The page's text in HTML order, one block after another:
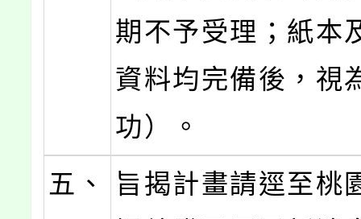
期不予受理；紙本
資料均完備後，視
功）。
五、
旨揭計畫請逕至桃